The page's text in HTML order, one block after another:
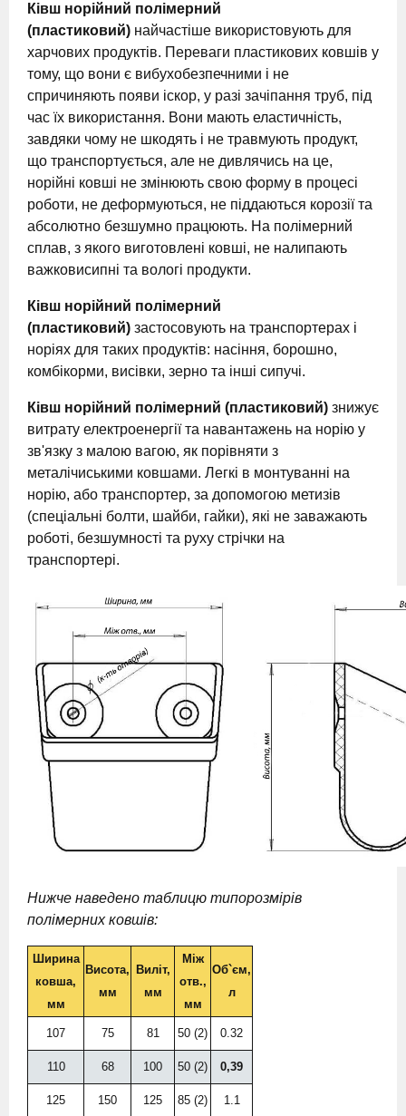
Ківш норійний полімерний
(пластиковий) найчастіше використовують для
харчових продуктів. Переваги пластикових ковшів у
тому, що вони є вибухобезпечними і не
спричиняють появи іскор, у разі зачіпання труб, під
час їх використання. Вони мають еластичність,
завдяки чому не шкодять і не травмують продукт,
що транспортується, але не дивлячись на це,
норійні ковші не змінюють свою форму в процесі
роботи, не деформуються, не піддаються корозії та
абсолютно безшумно працюють. На полімерний
сплав, з якого виготовлені ковші, не налипають
важковисипні та вологі продукти.
Ківш норійний полімерний
(пластиковий) застосовують на транспортерах і
норіях для таких продуктів: насіння, борошно,
комбікорми, висівки, зерно та інші сипучі.
Ківш норійний полімерний (пластиковий) знижує
витрату електроенергії та навантажень на норію у
зв'язку з малою вагою, як порівняти з
металічиськими ковшами. Легкі в монтуванні на
норію, або транспортер, за допомогою метизів
(спеціальні болти, шайби, гайки), які не заважають
роботі, безшумності та руху стрічки на
транспортері.
Нижче наведено таблицю типорозмірів
полімерних ковшів:
Ширина
ковша,
мм
Висота,
мм
Виліт,
мм
Між
отв.,
мм
Об`єм,
л
107 75 81 50 (2) 0.32
110 68 100 50 (2) 0,39
125 150 125 85 (2) 1.1